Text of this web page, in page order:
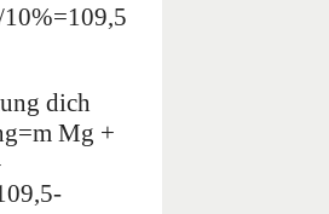
dich
Mg +